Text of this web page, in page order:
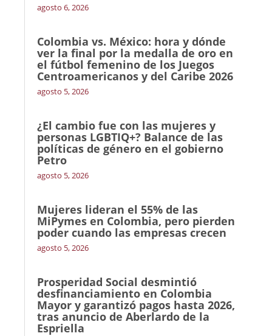
agosto 6, 2026
Colombia vs. México: hora y dónde
ver la final por la medalla de oro en
el fútbol femenino de los Juegos
Centroamericanos y del Caribe 2026
agosto 5, 2026
¿El cambio fue con las mujeres y
personas LGBTIQ+? Balance de las
políticas de género en el gobierno
Petro
agosto 5, 2026
Mujeres lideran el 55% de las
MiPymes en Colombia, pero pierden
poder cuando las empresas crecen
agosto 5, 2026
Prosperidad Social desmintió
desfinanciamiento en Colombia
Mayor y garantizó pagos hasta 2026,
tras anuncio de Aberlardo de la
Espriella